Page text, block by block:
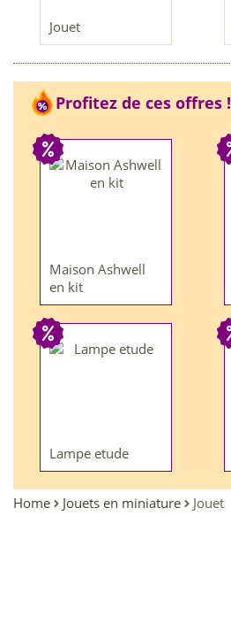
Jouet
Profitez de ces offres !
Maison Ashwell
en kit
Lampe etude
Home Jouets en miniature Jouet